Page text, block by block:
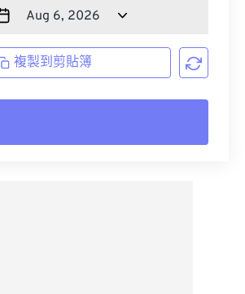
複製到剪貼簿